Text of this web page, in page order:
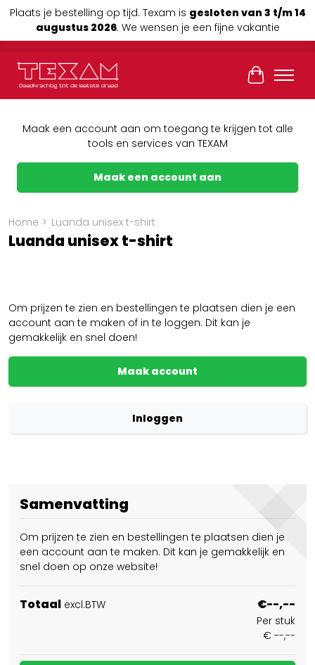
Plaats je bestelling op tijd. Texam is gesloten van 3 t/m 14
augustus 2026. We wensen je een fijne vakantie
Maak een account aan om toegang te krijgen tot alle
tools en services van TEXAM
Maak een account aan
Home > Luanda unisex t-shirt
Luanda unisex t-shirt
Om prijzen te zien en bestellingen te plaatsen dien je een
account aan te maken of in te loggen. Dit kan je
gemakkelijk en snel doen!
Maak account
Inloggen
Samenvatting
Om prijzen te zien en bestellingen te plaatsen dien je
een account aan te maken. Dit kan je gemakkelijk en
snel doen op onze website!
Totaal excl.BTW €--,--
Per stuk
€ --,--